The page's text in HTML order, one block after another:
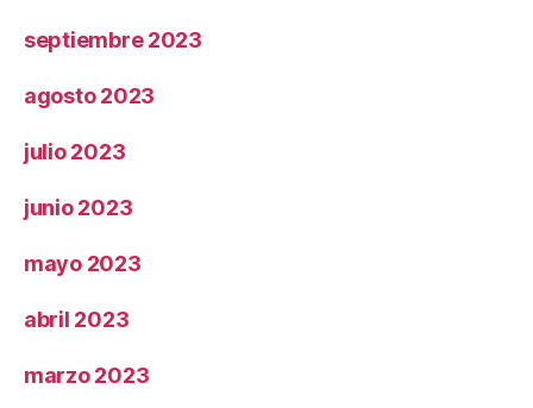
septiembre 2023
agosto 2023
julio 2023
junio 2023
mayo 2023
abril 2023
marzo 2023